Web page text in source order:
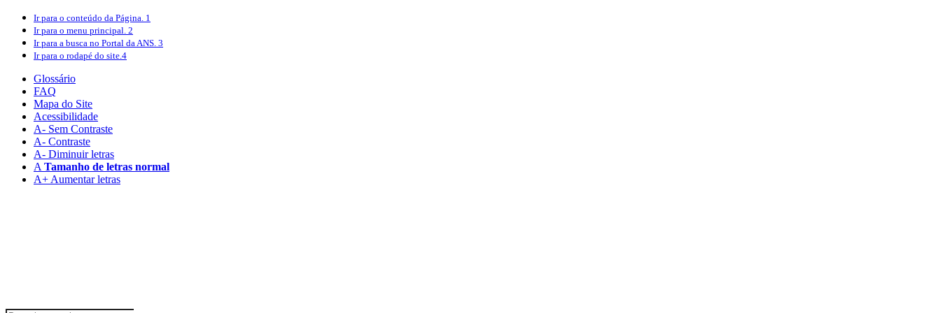
Ir para o conteúdo da Página. 1
Ir para o menu principal. 2
Ir para a busca no Portal da ANS. 3
Ir para o rodapé do site.4
Glossário
FAQ
Mapa do Site
Acessibilidade
A- Sem Contraste
A- Contraste
A- Diminuir letras
A Tamanho de letras normal
A+ Aumentar letras